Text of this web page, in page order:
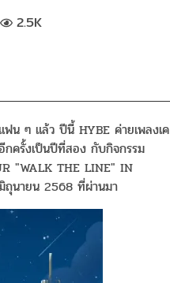
2.5K
น ๆ แล้ว ปีนี้ HYBE ค่ายเพลงเค
ครั้งเป็นปีที่สอง กับกิจกรรม
"WALK THE LINE" IN
ถุนายน 2568 ที่ผ่านมา